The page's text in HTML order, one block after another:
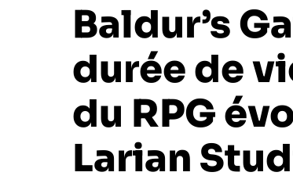
Baldur’s
durée de
du RPG
Larian